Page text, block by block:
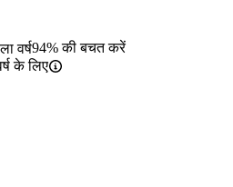
वर्ष94% की बचत करें
के लिए